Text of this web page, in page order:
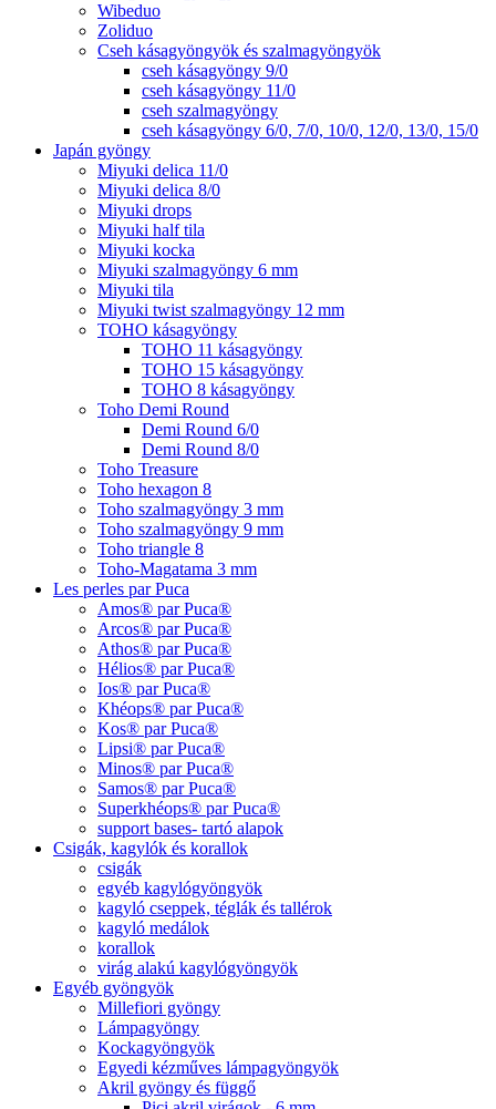
Wibeduo
Zoliduo
Cseh kásagyöngyök és szalmagyöngyök
cseh kásagyöngy 9/0
cseh kásagyöngy 11/0
cseh szalmagyöngy
cseh kásagyöngy 6/0, 7/0, 10/0, 12/0, 13/0, 15/0
Japán gyöngy
Miyuki delica 11/0
Miyuki delica 8/0
Miyuki drops
Miyuki half tila
Miyuki kocka
Miyuki szalmagyöngy 6 mm
Miyuki tila
Miyuki twist szalmagyöngy 12 mm
TOHO kásagyöngy
TOHO 11 kásagyöngy
TOHO 15 kásagyöngy
TOHO 8 kásagyöngy
Toho Demi Round
Demi Round 6/0
Demi Round 8/0
Toho Treasure
Toho hexagon 8
Toho szalmagyöngy 3 mm
Toho szalmagyöngy 9 mm
Toho triangle 8
Toho-Magatama 3 mm
Les perles par Puca
Amos® par Puca®
Arcos® par Puca®
Athos® par Puca®
Hélios® par Puca®
Ios® par Puca®
Khéops® par Puca®
Kos® par Puca®
Lipsi® par Puca®
Minos® par Puca®
Samos® par Puca®
Superkhéops® par Puca®
support bases- tartó alapok
Csigák, kagylók és korallok
csigák
egyéb kagylógyöngyök
kagyló cseppek, téglák és tallérok
kagyló medálok
korallok
virág alakú kagylógyöngyök
Egyéb gyöngyök
Millefiori gyöngy
Lámpagyöngy
Kockagyöngyök
Egyedi kézműves lámpagyöngyök
Akril gyöngy és függő